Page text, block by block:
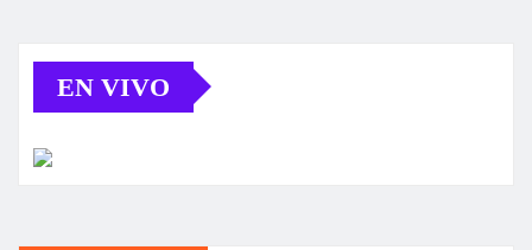
EN VIVO